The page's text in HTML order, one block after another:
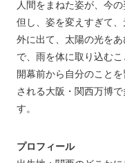
人間をまねた姿が、今の
但し、姿を変えすぎて、
外に出て、太陽の光を
で、雨を体に取り込むこ
開幕前から自分のこと
される大阪・関西万博
す。
プロフィール